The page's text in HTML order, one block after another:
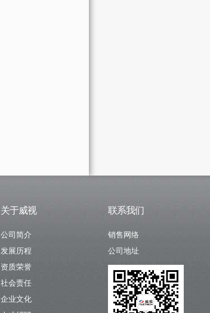
关于威视
公司简介
发展历程
资质荣誉
社会责任
企业文化
联系我们
销售网络
公司地址